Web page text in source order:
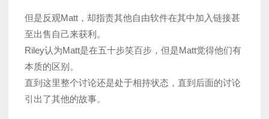
但是反观Matt，却指责其他自由软件在其中加入链接甚
至出售自己来获利。
Riley认为Matt是在五十步笑百步，但是Matt觉得他们有
本质的区别。
直到这里整个讨论还是处于相持状态，直到后面的讨论
引出了其他的故事。